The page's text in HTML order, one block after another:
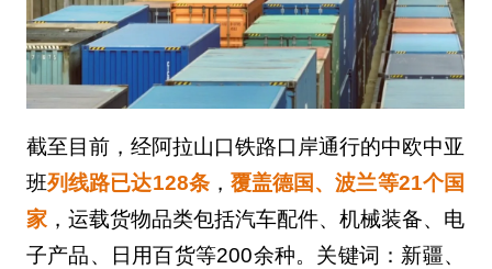
截至目前，经阿拉山口铁路口岸通行的中欧中亚
班列线路已达128条， 覆盖德国、波兰等21个国
家，运载货物品类包括汽车配件、机械装备、电
子产品、日用百货等200余种。关键词：新疆、